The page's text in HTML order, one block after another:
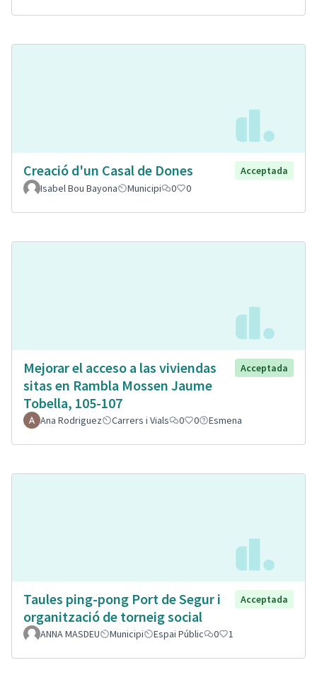
Creació d'un Casal de Dones
Acceptada
Isabel Bou Bayona
Municipi 0 0
Mejorar el acceso a las viviendas
sitas en Rambla Mossen Jaume
Tobella, 105-107
Acceptada
Ana Rodriguez Carrers i Vials 0 0 Esmena
Taules ping-pong Port de Segur i
organització de torneig social
Acceptada
ANNA MASDEU Municipi Espai Públic 0 1